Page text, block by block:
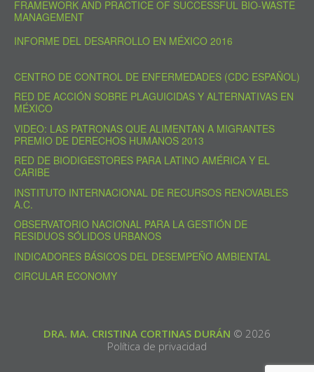
FRAMEWORK AND PRACTICE OF SUCCESSFUL BIO-WASTE
MANAGEMENT
INFORME DEL DESARROLLO EN MÉXICO 2016
CENTRO DE CONTROL DE ENFERMEDADES (CDC ESPAÑOL)
RED DE ACCIÓN SOBRE PLAGUICIDAS Y ALTERNATIVAS EN
MÉXICO
VIDEO: LAS PATRONAS QUE ALIMENTAN A MIGRANTES
PREMIO DE DERECHOS HUMANOS 2013
RED DE BIODIGESTORES PARA LATINO AMÉRICA Y EL
CARIBE
INSTITUTO INTERNACIONAL DE RECURSOS RENOVABLES
A.C.
OBSERVATORIO NACIONAL PARA LA GESTIÓN DE
RESIDUOS SÓLIDOS URBANOS
INDICADORES BÁSICOS DEL DESEMPEÑO AMBIENTAL
CIRCULAR ECONOMY
DRA. MA. CRISTINA CORTINAS DURÁN © 2026
Política de privacidad